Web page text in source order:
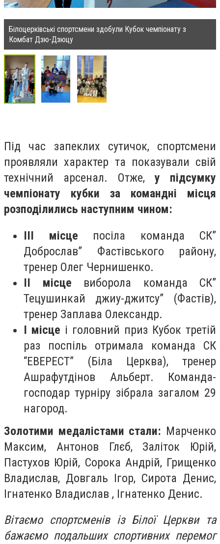
Білоцерківські спортсмени здобули Кубок чемпіонату з
Комбат Дзю-Дзюцу
Під час запеклих сутичок, спортсмени
проявляли характер та показували свій
технічний арсенал. Отже, у підсумку
чемпіонату кубки за командні місця
розподілились наступним чином:
ІІІ місце посіла команда СК”
Доброслав” Фастівського району,
тренер Олег Чернишенко.
ІІ місце виборола команда СК”
Тецушинкай джиу-джитсу” (Фастів),
тренер Заплава Олександр.
І місце і головний приз Кубок третій
раз поспіль отримала команда СК
“ЕВЕРЕСТ” (Біла Церква), тренер
Ашрафутдінов Альберт. Команда-
господар турніру зібрала загалом 29
нагород.
Золотими медалістами стали: Марченко
Максим, Антонов Глєб, Заліток Юрій,
Пастухов Юрій, Сорока Андрій, Грищенко
Владислав, Довгаль Ігор, Сирота Денис,
Ігнатенко Владислав , Ігнатенко Денис.
Вітаємо спортсменів із Білої Церкви та
бажаємо подальших спортивних перемог